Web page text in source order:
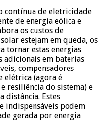
contínua de eletricidade
de energia eólica e
os custos de
estejam em queda, os
tornar estas energias
adicionais em baterias
compensadores
elétrica (agora é
resiliência do sistema) e
distância. Estes
indispensáveis podem
gerada por energia